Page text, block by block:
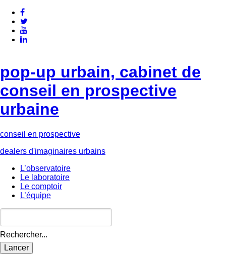
pop-up urbain, cabinet de
conseil en prospective
urbaine
conseil en prospective
dealers d'imaginaires urbains
L’observatoire
Le laboratoire
Le comptoir
L’équipe
Rechercher...